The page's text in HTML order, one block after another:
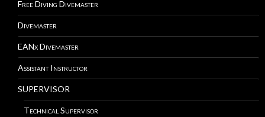
Free Diving Divemaster
Divemaster
EANx Divemaster
Assistant Instructor
SUPERVISOR
Technical Supervisor